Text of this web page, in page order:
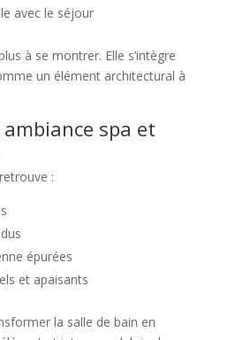
avec le séjour
à se montrer. Elle s’intègre
un élément architectural à
spa et
:
épurées
et apaisants
la salle de bain en